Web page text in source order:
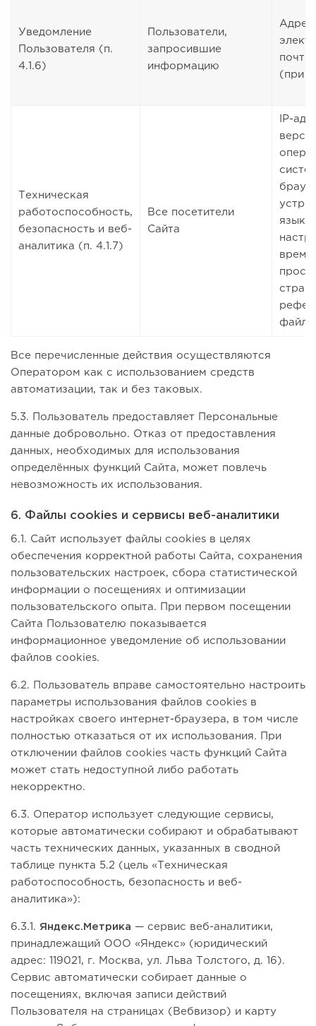
Уведомление
Пользователя (п.
4.1.6)
Пользователи,
запросившие
информацию
Адрес
(при
Техническая
работоспособность,
безопасность и веб-
аналитика (п. 4.1.7)
Все посетители
Сайта
IP-
время
Все перечисленные действия осуществляются
Оператором как с использованием средств
автоматизации, так и без таковых.
5.3. Пользователь предоставляет Персональные
данные добровольно. Отказ от предоставления
данных, необходимых для использования
определённых функций Сайта, может повлечь
невозможность их использования.
6. Файлы cookies и сервисы веб-аналитики
6.1. Сайт использует файлы cookies в целях
обеспечения корректной работы Сайта, сохранения
пользовательских настроек, сбора статистической
информации о посещениях и оптимизации
пользовательского опыта. При первом посещении
Сайта Пользователю показывается
информационное уведомление об использовании
файлов cookies.
6.2. Пользователь вправе самостоятельно настроить
параметры использования файлов cookies в
настройках своего интернет-браузера, в том числе
полностью отказаться от их использования. При
отключении файлов cookies часть функций Сайта
может стать недоступной либо работать
некорректно.
6.3. Оператор использует следующие сервисы,
которые автоматически собирают и обрабатывают
часть технических данных, указанных в сводной
таблице пункта 5.2 (цель «Техническая
работоспособность, безопасность и веб-
аналитика»):
6.3.1. Яндекс.Метрика — сервис веб-аналитики,
принадлежащий ООО «Яндекс» (юридический
адрес: 119021, г. Москва, ул. Льва Толстого, д. 16).
Сервис автоматически собирает данные о
посещениях, включая записи действий
Пользователя на страницах (Вебвизор) и карту